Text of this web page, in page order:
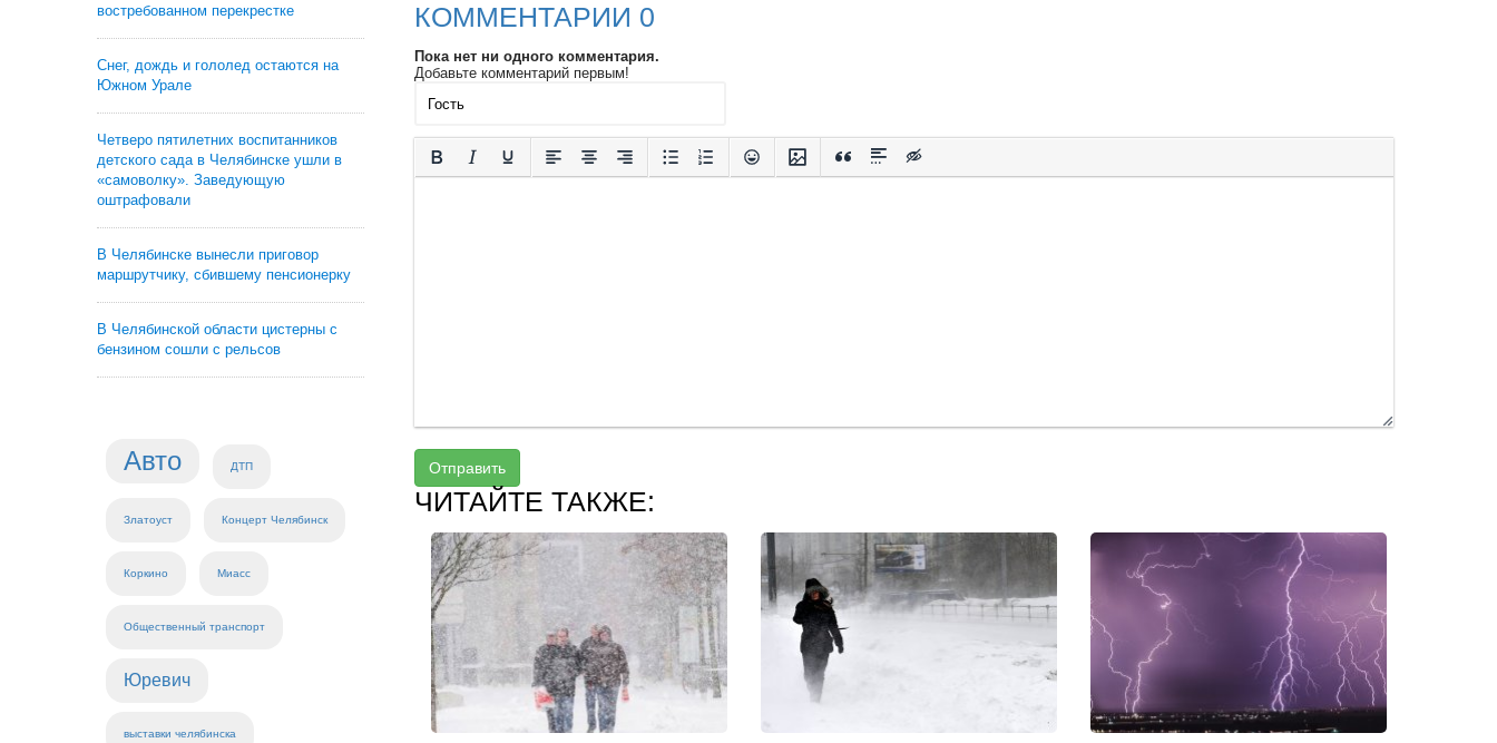
востребованном перекрестке
Снег, дождь и гололед остаются на
Южном Урале
Четверо пятилетних воспитанников
детского сада в Челябинске ушли в
«самоволку». Заведующую
оштрафовали
В Челябинске вынесли приговор
маршрутчику, сбившему пенсионерку
В Челябинской области цистерны с
бензином сошли с рельсов
Авто ДТП
Златоуст Концерт Челябинск
Коркино Миасс
Общественный транспорт
Юревич
выставки челябинска
КОММЕНТАРИИ 0
Пока нет ни одного комментария.
Добавьте комментарий первым!
Отправить
ЧИТАЙТЕ ТАКЖЕ: